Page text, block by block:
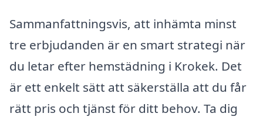
Sammanfattningsvis, att inhämta minst
tre erbjudanden är en smart strategi när
du letar efter hemstädning i Krokek. Det
är ett enkelt sätt att säkerställa att du får
rätt pris och tjänst för ditt behov. Ta dig